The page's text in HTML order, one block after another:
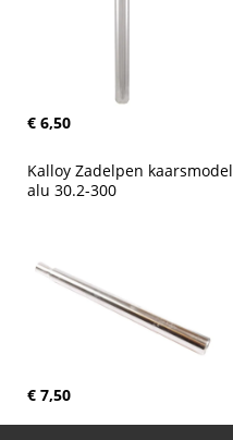
€ 6,50
Kalloy Zadelpen kaarsmodel
alu 30.2-300
€ 7,50